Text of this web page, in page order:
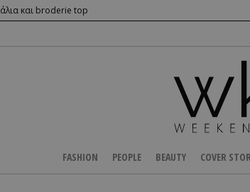
και broderie top
FASHION PEOPLE BEAUTY COVER